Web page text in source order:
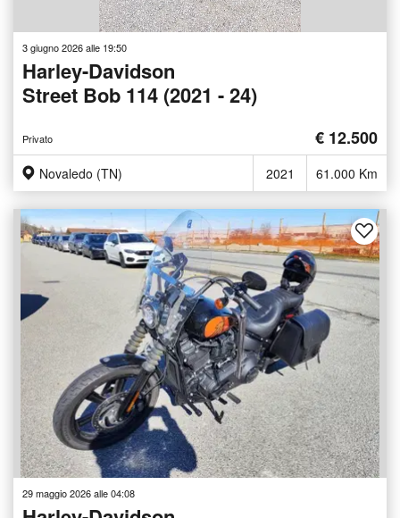
3 giugno 2026 alle 19:50
Harley-Davidson
Street Bob 114 (2021 - 24)
Privato € 12.500
Novaledo (TN) 2021 61.000 Km
29 maggio 2026 alle 04:08